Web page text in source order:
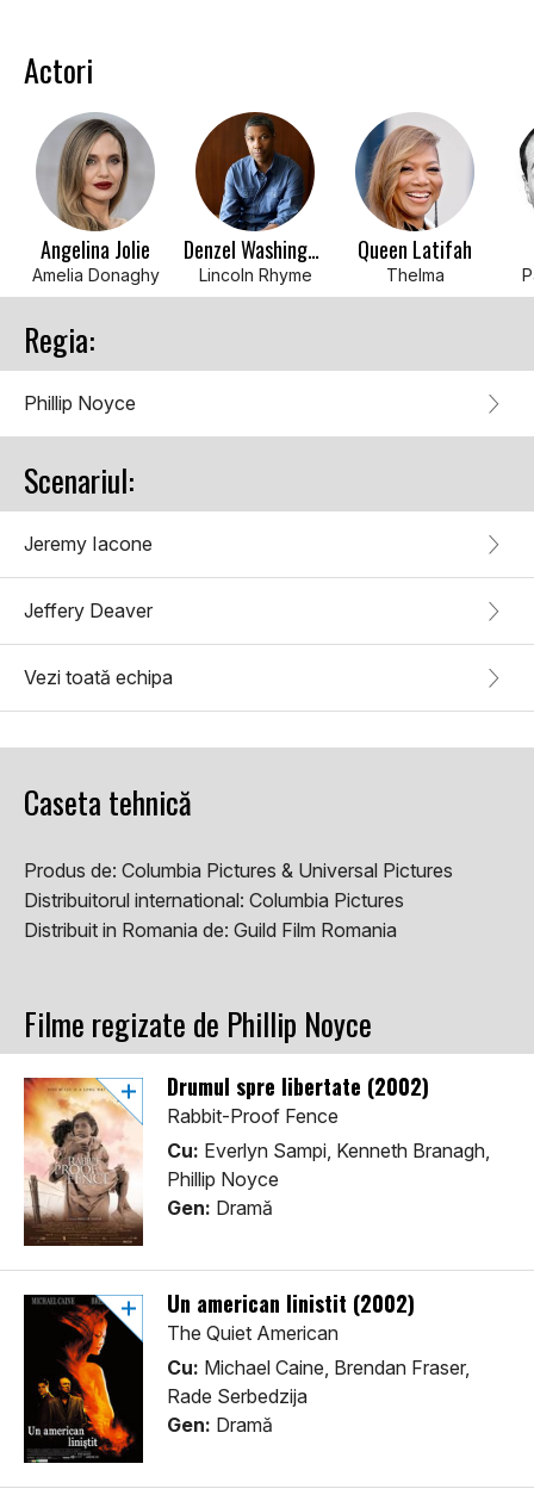
Actori
Angelina Jolie
Amelia Donaghy
Denzel Washington
Lincoln Rhyme
Queen Latifah
Thelma
Regia:
Phillip Noyce
Scenariul:
Jeremy Iacone
Jeffery Deaver
Vezi toată echipa
Caseta tehnică
Produs de: Columbia Pictures & Universal Pictures
Distribuitorul international: Columbia Pictures
Distribuit in Romania de: Guild Film Romania
Filme regizate de Phillip Noyce
Drumul spre libertate (2002)
Rabbit-Proof Fence
Cu: Everlyn Sampi, Kenneth Branagh,
Phillip Noyce
Gen: Dramă
Un american linistit (2002)
The Quiet American
Cu: Michael Caine, Brendan Fraser,
Rade Serbedzija
Gen: Dramă